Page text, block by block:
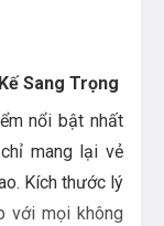
Sang Trọng
nổi bật nhất
mang lại vẻ
Kích thước lý
với mọi không